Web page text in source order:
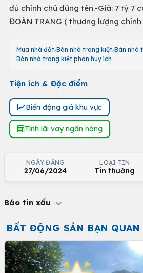
đủ chính chủ đứng tên.-Giá: 7 tỷ 7
ĐOÀN TRANG ( thương lượng chính
Mua nhà đất Bán nhà trong kiệt Bán nhà
Bán nhà trong kiệt phan huy ích
Tiện ích & Đặc điểm
Biến động giá khu vực
Tính lãi vay ngân hàng
NGÀY ĐĂNG
27/06/2024
LOẠI TIN
Tin thường
Báo tin xấu
BẤT ĐỘNG SẢN BẠN QUAN